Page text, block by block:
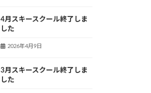
4月スキースクール終了しま
した
2026年4月9日
3月スキースクール終了しま
した